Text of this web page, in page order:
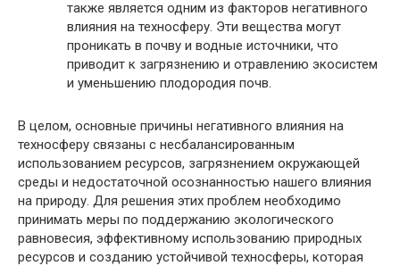
также является одним из факторов негативного
влияния на техносферу. Эти вещества могут
проникать в почву и водные источники, что
приводит к загрязнению и отравлению экосистем
и уменьшению плодородия почв.
В целом, основные причины негативного влияния на
техносферу связаны с несбалансированным
использованием ресурсов, загрязнением окружающей
среды и недостаточной осознанностью нашего влияния
на природу. Для решения этих проблем необходимо
принимать меры по поддержанию экологического
равновесия, эффективному использованию природных
ресурсов и созданию устойчивой техносферы, которая